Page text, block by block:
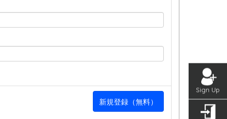
Sign Up